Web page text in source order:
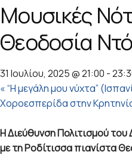
Μουσικές
Θεοδοσία
31 Ιουλίου, 2025 @ 21:00 -
«“Η μεγάλη μου νύχτα”
Χοροεσπερίδα στην
Η Διεύθυνση Πολιτισμού
με τη Ροδίτισσα πιανίστα